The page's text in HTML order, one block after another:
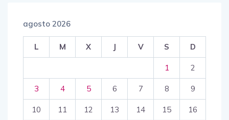
agosto 2026
L M X J V S D
1 2
3 4 5 6 7 8 9
10 11 12 13 14 15 16